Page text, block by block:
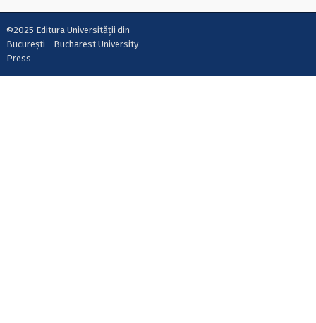
©2025 Editura Universității din
București - Bucharest University
Press